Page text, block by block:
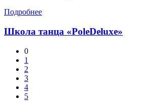
Подробнее
Школа танца «PoleDeluxe»
0
1
2
3
4
5